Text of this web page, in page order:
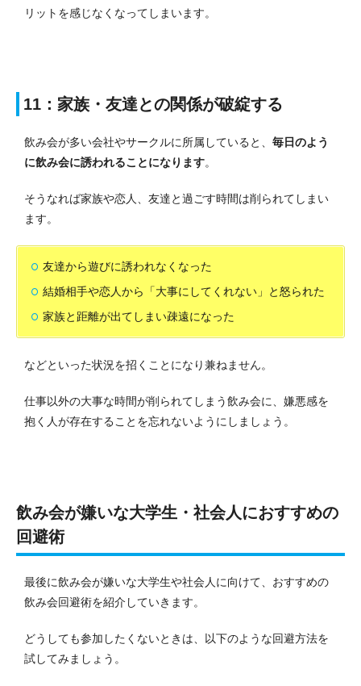
リットを感じなくなってしまいます。
11：家族・友達との関係が破綻する
飲み会が多い会社やサークルに所属していると、 毎日のよう
に飲み会に誘われることになります。
そうなれば家族や恋人、友達と過ごす時間は削られてしまい
ます。
友達から遊びに誘われなくなった
結婚相手や恋人から「大事にしてくれない」と怒られた
家族と距離が出てしまい疎遠になった
などといった状況を招くことになり兼ねません。
仕事以外の大事な時間が削られてしまう飲み会に、嫌悪感を
抱く人が存在することを忘れないようにしましょう。
飲み会が嫌いな大学生・社会人におすすめの
回避術
最後に飲み会が嫌いな大学生や社会人に向けて、おすすめの
飲み会回避術を紹介していきます。
どうしても参加したくないときは、以下のような回避方法を
試してみましょう。